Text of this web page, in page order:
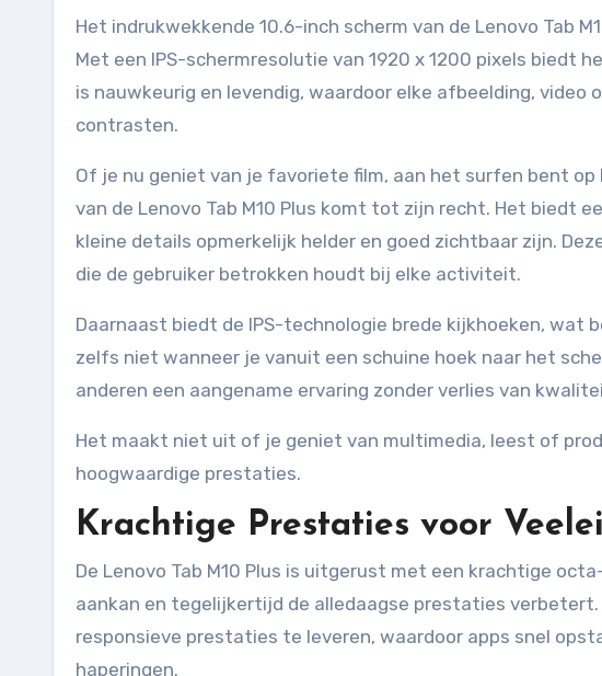
Het indrukwekkende 10.6-inch scherm van de Lenovo Tab
Met een IPS-schermresolutie van 1920 x 1200 pixels biedt
is nauwkeurig en levendig, waardoor elke afbeelding,
contrasten.
Of je nu geniet van je favoriete film, aan het surfen bent
van de Lenovo Tab M10 Plus komt tot zijn recht. Het biedt
kleine details opmerkelijk helder en goed zichtbaar zijn.
die de gebruiker betrokken houdt bij elke activiteit.
Daarnaast biedt de IPS-technologie brede kijkhoeken, wat
zelfs niet wanneer je vanuit een schuine hoek naar het
anderen een aangename ervaring zonder verlies van
Het maakt niet uit of je geniet van multimedia, leest of
hoogwaardige prestaties.
Krachtige Prestaties voor
De Lenovo Tab M10 Plus is uitgerust met een krachtige
aankan en tegelijkertijd de alledaagse prestaties
responsieve prestaties te leveren, waardoor apps snel
haperingen.